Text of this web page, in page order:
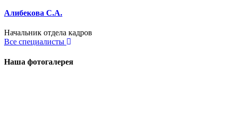
Алибекова С.А.
Начальник отдела кадров
Все специалисты
Наша фотогалерея